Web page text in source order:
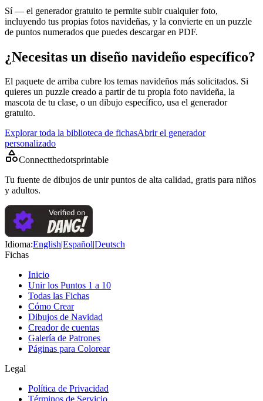
Sí — el generador gratuito te permite subir cualquier foto,
incluyendo tus propias fotos navideñas, y la convierte en un puzzle
de puntos numerados que puedes descargar en PDF.
¿Necesitas un diseño navideño específico?
El paquete de arriba cubre los temas navideños más solicitados. Si
quieres un puzzle creado a partir de tu propia foto navideña, la
mascota de tu clase, o un dibujo específico, usa el generador
gratuito.
Explorar toda la biblioteca de fichasAbrir el generador
personalizado
Connectthedotsprintable
Tu fuente de dibujos de unir puntos de alta calidad, gratis para niños
y adultos.
Idioma:English|Español|Deutsch
Fichas
Inicio
Unir los Puntos 1 a 10
Todas las Fichas
Cómo Crear
Dibujos de Navidad
Creador de cuentas
Galería de Patrones
Páginas para Colorear
Legal
Política de Privacidad